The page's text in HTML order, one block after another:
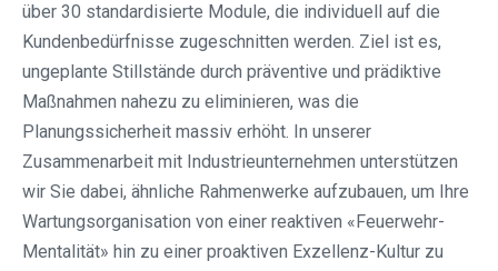
über 30 standardisierte Module, die individuell auf die
Kundenbedürfnisse zugeschnitten werden. Ziel ist es,
ungeplante Stillstände durch präventive und prädiktive
Maßnahmen nahezu zu eliminieren, was die
Planungssicherheit massiv erhöht. In unserer
Zusammenarbeit mit Industrieunternehmen unterstützen
wir Sie dabei, ähnliche Rahmenwerke aufzubauen, um Ihre
Wartungsorganisation von einer reaktiven «Feuerwehr-
Mentalität» hin zu einer proaktiven Exzellenz-Kultur zu